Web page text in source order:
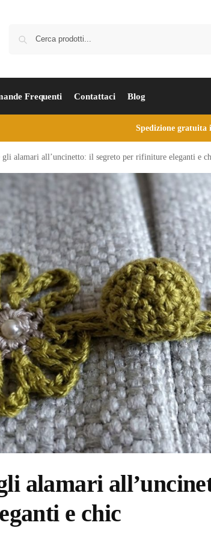
Frequenti Contattaci Blog
Spedizione
gli alamari all’uncinetto: il segreto per rifiniture eleganti e
alamari
e chic